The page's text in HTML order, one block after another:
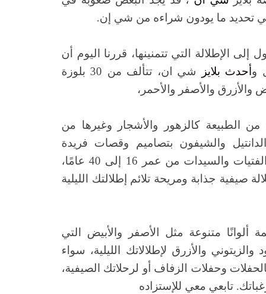
تحديد ما يودون شراءه من شي إن.
الإطلالة التي تتمنينها، قررنا اليوم أن
وأحدث بلايز
شي ان، تتألف من 30 بلوزة
والأزرق والأصفر والأحمر،
الطبيعة كالزهور والأشجار وغيرها من
والشيفون بتصاميم وقصات فريدة
ومميزة، طويلة وقصيرة، تناسب الفتيات والسيدات من عمر 16 إلى 40 عامًا،
صيفية جذابة ومريحة تلائم إطلالتك الليلية
متنوعة مثل الأصفر والأبيض التي
والزيتوني والأزرق لإطلالاتك الليلية، سواء
وحفلات الزفاف أو لرحلاتك الصيفية،
تابعي معي للإستزاده